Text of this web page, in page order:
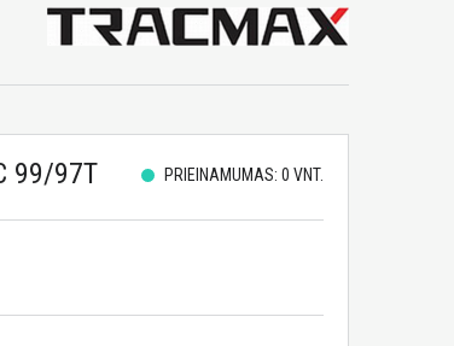
99/97T PRIEINAMUMAS: 0 VNT.